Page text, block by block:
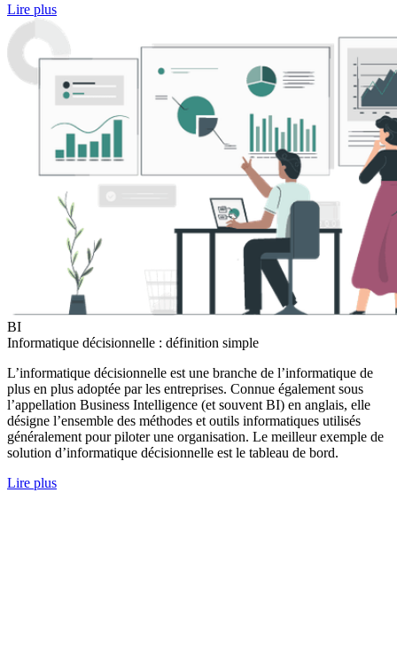
Lire plus
BI
Informatique décisionnelle : définition simple
L’informatique décisionnelle est une branche de l’informatique de
plus en plus adoptée par les entreprises. Connue également sous
l’appellation Business Intelligence (et souvent BI) en anglais, elle
désigne l’ensemble des méthodes et outils informatiques utilisés
généralement pour piloter une organisation. Le meilleur exemple de
solution d’informatique décisionnelle est le tableau de bord.
Lire plus